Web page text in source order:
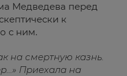
Медведева перед
к
с ним.
на смертную казнь.
Приехала на